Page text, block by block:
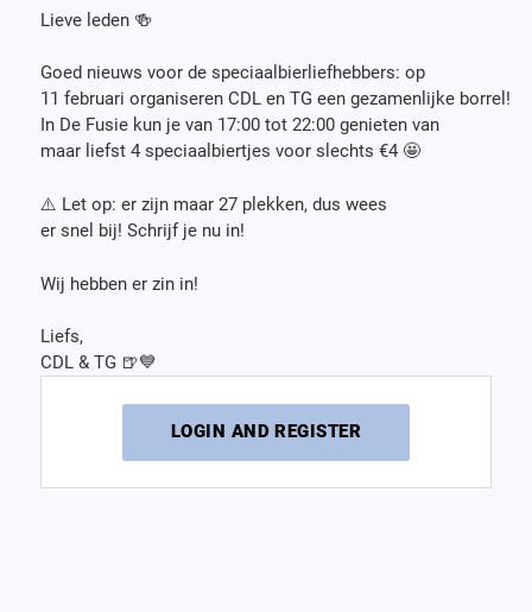
Lieve leden 🍻
Goed nieuws voor de speciaalbierliefhebbers: op
11 februari organiseren CDL en TG een gezamenlijke borrel!
In De Fusie kun je van 17:00 tot 22:00 genieten van
maar liefst 4 speciaalbiertjes voor slechts €4 🤩
⚠️ Let op: er zijn maar 27 plekken, dus wees
er snel bij! Schrijf je nu in!
Wij hebben er zin in!
Liefs,
CDL & TG 🍺💙
LOGIN AND REGISTER